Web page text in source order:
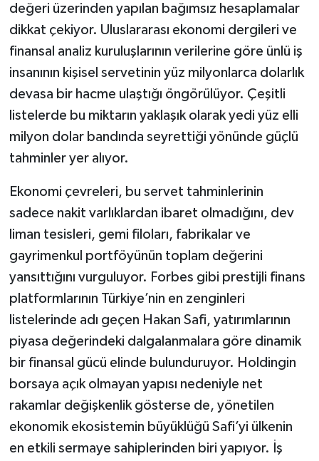
değeri üzerinden yapılan bağımsız hesaplamalar
dikkat çekiyor. Uluslararası ekonomi dergileri ve
finansal analiz kuruluşlarının verilerine göre ünlü iş
insanının kişisel servetinin yüz milyonlarca dolarlık
devasa bir hacme ulaştığı öngörülüyor. Çeşitli
listelerde bu miktarın yaklaşık olarak yedi yüz elli
milyon dolar bandında seyrettiği yönünde güçlü
tahminler yer alıyor.
Ekonomi çevreleri, bu servet tahminlerinin
sadece nakit varlıklardan ibaret olmadığını, dev
liman tesisleri, gemi filoları, fabrikalar ve
gayrimenkul portföyünün toplam değerini
yansıttığını vurguluyor. Forbes gibi prestijli finans
platformlarının Türkiye’nin en zenginleri
listelerinde adı geçen Hakan Safi, yatırımlarının
piyasa değerindeki dalgalanmalara göre dinamik
bir finansal gücü elinde bulunduruyor. Holdingin
borsaya açık olmayan yapısı nedeniyle net
rakamlar değişkenlik gösterse de, yönetilen
ekonomik ekosistemin büyüklüğü Safi’yi ülkenin
en etkili sermaye sahiplerinden biri yapıyor. İş